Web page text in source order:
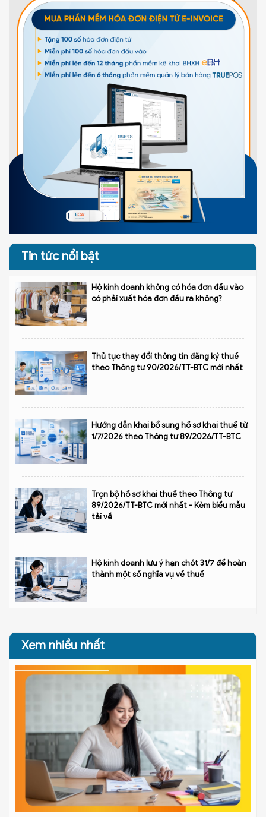
Tin tức nổi bật
Hộ kinh doanh không có hóa đơn đầu vào
có phải xuất hóa đơn đầu ra không?
Thủ tục thay đổi thông tin đăng ký thuế
theo Thông tư 90/2026/TT-BTC mới nhất
Hướng dẫn khai bổ sung hồ sơ khai thuế từ
1/7/2026 theo Thông tư 89/2026/TT-BTC
Trọn bộ hồ sơ khai thuế theo Thông tư
89/2026/TT-BTC mới nhất - Kèm biểu mẫu
tải về
Hộ kinh doanh lưu ý hạn chót 31/7 để hoàn
thành một số nghĩa vụ về thuế
Xem nhiều nhất